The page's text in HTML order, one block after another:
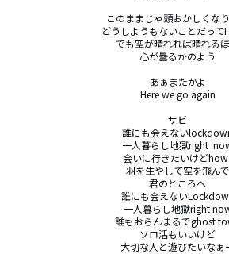
このままじゃ頭おかしくな
どうしようもないことだって
でも空が晴れれば晴れる
心が曇るかのよう
あぁまたかよ
Here we go again
サビ
誰にも会えない
一人暮らし地獄right
会いに行きたいけど
羽を生やして空を飛んで
君のところへ
誰にも会えない
一人暮らし地獄right
誰もおらんまるでghost
ソロ活もいいけど
大切な人と遊びたいなぁ